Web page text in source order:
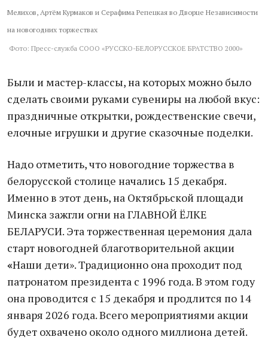
Мелихов, Артём Курмаков и Серафима Репецкая во Дворце Независимости
на новогодних торжествах
Фото: Пресс-служба СООО «РУССКО-БЕЛОРУССКОЕ БРАТСТВО 2000»
Были и мастер-классы, на которых можно было
сделать своими руками сувениры на любой вкус:
праздничные открытки, рождественские свечи,
елочные игрушки и другие сказочные поделки.
Надо отметить, что новогодние торжества в
белорусской столице начались 15 декабря.
Именно в этот день, на Октябрьской площади
Минска зажгли огни на ГЛАВНОЙ ЁЛКЕ
БЕЛАРУСИ. Эта торжественная церемония дала
старт новогодней благотворительной акции
«Наши дети». Традиционно она проходит под
патронатом президента с 1996 года. В этом году
она проводится с 15 декабря и продлится по 14
января 2026 года. Всего мероприятиями акции
будет охвачено около одного миллиона детей.